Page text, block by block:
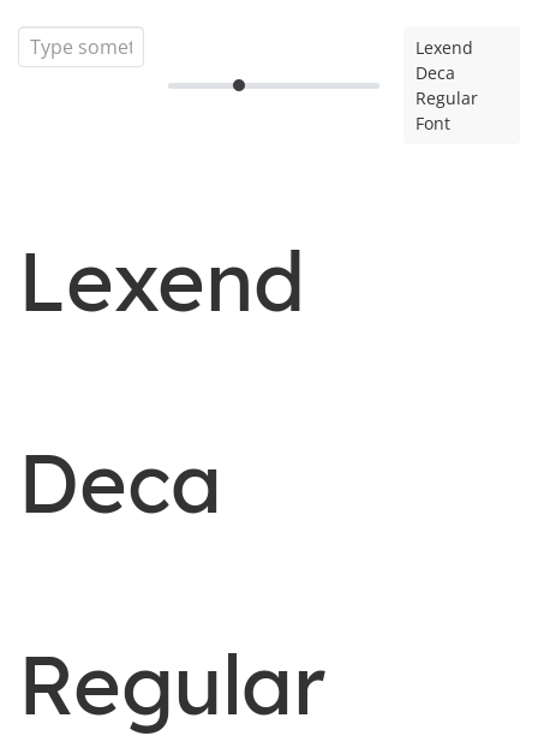
Lexend
Deca
Regular
Font
Lexend
Deca
Regular